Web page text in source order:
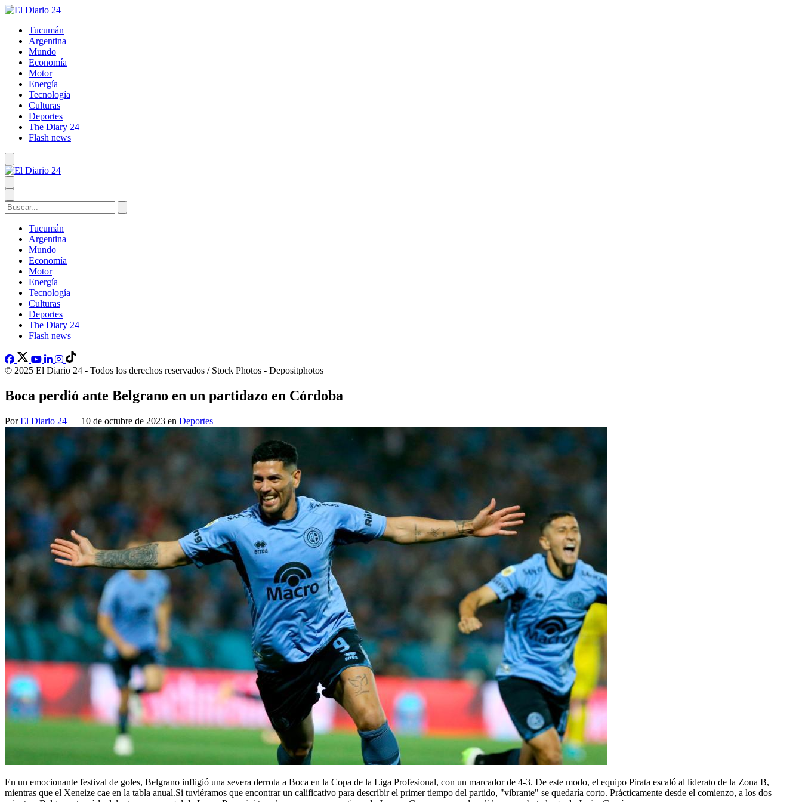
Tucumán
Argentina
Mundo
Economía
Motor
Energía
Tecnología
Culturas
Deportes
The Diary 24
Flash news
Tucumán
Argentina
Mundo
Economía
Motor
Energía
Tecnología
Culturas
Deportes
The Diary 24
Flash news
© 2025 El Diario 24 - Todos los derechos reservados / Stock Photos - Depositphotos
Boca perdió ante Belgrano en un partidazo en Córdoba
PorEl Diario 24 — 10 de octubre de 2023 en Deportes
En un emocionante festival de goles, Belgrano infligió una severa derrota a Boca en la Copa de la Liga Profesional, con un marcador de 4-3. De este modo, el equipo Pirata escaló al liderato de la Zona B,
mientras que el Xeneize cae en la tabla anual.Si tuviéramos que encontrar un calificativo para describir el primer tiempo del partido, "vibrante" se quedaría corto. Prácticamente desde el comienzo, a los dos